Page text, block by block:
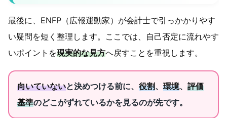
最後に、ENFP（広報運動家）が会計士で引っかかりやす
い疑問を短く整理します。ここでは、自己否定に流れやす
いポイントを現実的な見方へ戻すことを重視します。
向いていないと決めつける前に、 役割、 環境、 評価
基準のどこがずれているかを見るのが先です。